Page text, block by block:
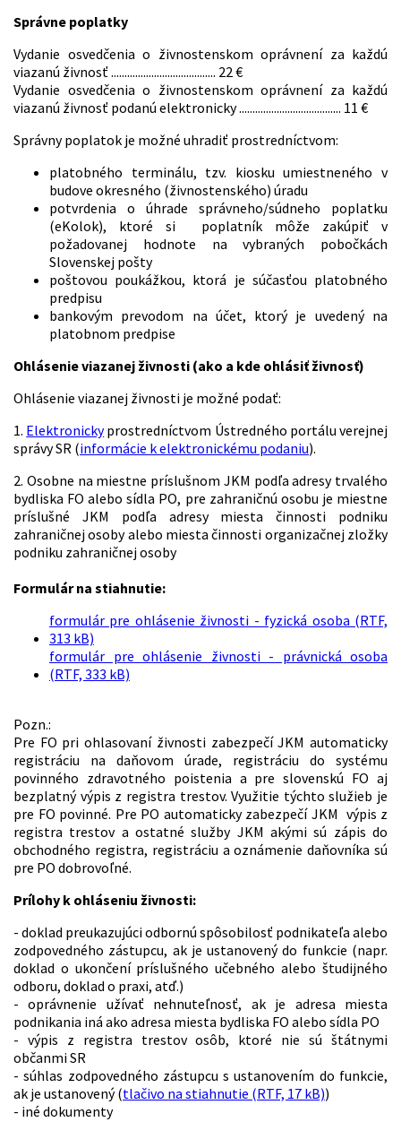
Správne poplatky
Vydanie osvedčenia o živnostenskom oprávnení za každú
viazanú živnosť ....................................... 22 €
Vydanie osvedčenia o živnostenskom oprávnení za každú
viazanú živnosť podanú elektronicky ...................................... 11 €
Správny poplatok je možné uhradiť prostredníctvom:
platobného terminálu, tzv. kiosku umiestneného v
budove okresného (živnostenského) úradu
potvrdenia o úhrade správneho/súdneho poplatku
(eKolok), ktoré si poplatník môže zakúpiť v
požadovanej hodnote na vybraných pobočkách
Slovenskej pošty
poštovou poukážkou, ktorá je súčasťou platobného
predpisu
bankovým prevodom na účet, ktorý je uvedený na
platobnom predpise
Ohlásenie viazanej živnosti (ako a kde ohlásiť živnosť)
Ohlásenie viazanej živnosti je možné podať:
1. Elektronickyprostredníctvom Ústredného portálu verejnej
správy SR (informácie k elektronickému podaniu).
2. Osobne na miestne príslušnom JKM podľa adresy trvalého
bydliska FO alebo sídla PO, pre zahraničnú osobu je miestne
príslušné JKM podľa adresy miesta činnosti podniku
zahraničnej osoby alebo miesta činnosti organizačnej zložky
podniku zahraničnej osoby
Formulár na stiahnutie:
formulár pre ohlásenie živnosti - fyzická osoba (RTF,
313 kB)
formulár pre ohlásenie živnosti - právnická osoba
(RTF, 333 kB)
Pozn.:
Pre FO pri ohlasovaní živnosti zabezpečí JKM automaticky
registráciu na daňovom úrade, registráciu do systému
povinného zdravotného poistenia a pre slovenskú FO aj
bezplatný výpis z registra trestov. Využitie týchto služieb je
pre FO povinné. Pre PO automaticky zabezpečí JKM výpis z
registra trestov a ostatné služby JKM akými sú zápis do
obchodného registra, registráciu a oznámenie daňovníka sú
pre PO dobrovoľné.
Prílohy k ohláseniu živnosti:
- doklad preukazujúci odbornú spôsobilosť podnikateľa alebo
zodpovedného zástupcu, ak je ustanovený do funkcie (napr.
doklad o ukončení príslušného učebného alebo študijného
odboru, doklad o praxi, atď.)
- oprávnenie užívať nehnuteľnosť, ak je adresa miesta
podnikania iná ako adresa miesta bydliska FO alebo sídla PO
- výpis z registra trestov osôb, ktoré nie sú štátnymi
občanmi SR
- súhlas zodpovedného zástupcu s ustanovením do funkcie,
ak je ustanovený (tlačivo na stiahnutie (RTF, 17 kB))
- iné dokumenty